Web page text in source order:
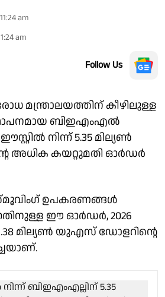
am
am
Follow Us
മന്ത്രാലയത്തിന് കീഴിലുള്ള
ബിഇഎംഎല്‍
നിന്ന് 5.35 മില്യണ്‍
അധിക കയറ്റുമതി ഓര്‍ഡര്‍
ഉപകരണങ്ങള്‍
ഈ ഓര്‍ഡര്‍, 2026
മില്യണ്‍ യുഎസ് ഡോളറിന്റെ